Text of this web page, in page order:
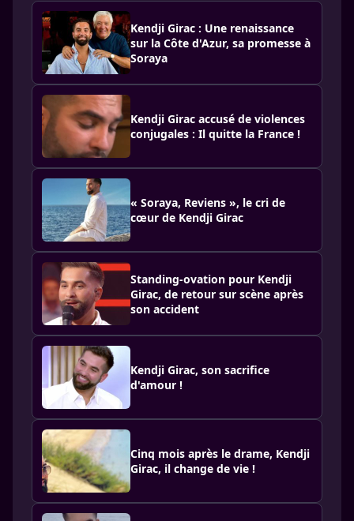
Kendji Girac : Une renaissance
sur la Côte d'Azur, sa promesse à
Soraya
Kendji Girac accusé de violences
conjugales : Il quitte la France !
« Soraya, Reviens », le cri de
cœur de Kendji Girac
Standing-ovation pour Kendji
Girac, de retour sur scène après
son accident
Kendji Girac, son sacrifice
d'amour !
Cinq mois après le drame, Kendji
Girac, il change de vie !